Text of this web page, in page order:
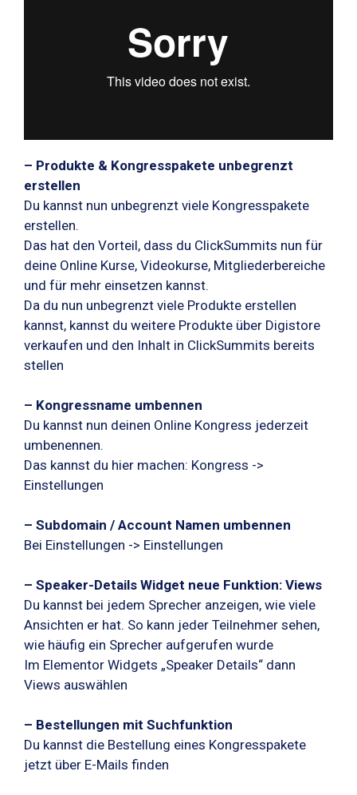
– Produkte & Kongresspakete unbegrenzt
erstellen
Du kannst nun unbegrenzt viele Kongresspakete
erstellen.
Das hat den Vorteil, dass du ClickSummits nun für
deine Online Kurse, Videokurse, Mitgliederbereiche
und für mehr einsetzen kannst.
Da du nun unbegrenzt viele Produkte erstellen
kannst, kannst du weitere Produkte über Digistore
verkaufen und den Inhalt in ClickSummits bereits
stellen
– Kongressname umbennen
Du kannst nun deinen Online Kongress jederzeit
umbenennen.
Das kannst du hier machen: Kongress ->
Einstellungen
– Subdomain / Account Namen umbennen
Bei Einstellungen -> Einstellungen
– Speaker-Details Widget neue Funktion: Views
Du kannst bei jedem Sprecher anzeigen, wie viele
Ansichten er hat. So kann jeder Teilnehmer sehen,
wie häufig ein Sprecher aufgerufen wurde
Im Elementor Widgets „Speaker Details“ dann
Views auswählen
– Bestellungen mit Suchfunktion
Du kannst die Bestellung eines Kongresspakete
jetzt über E-Mails finden